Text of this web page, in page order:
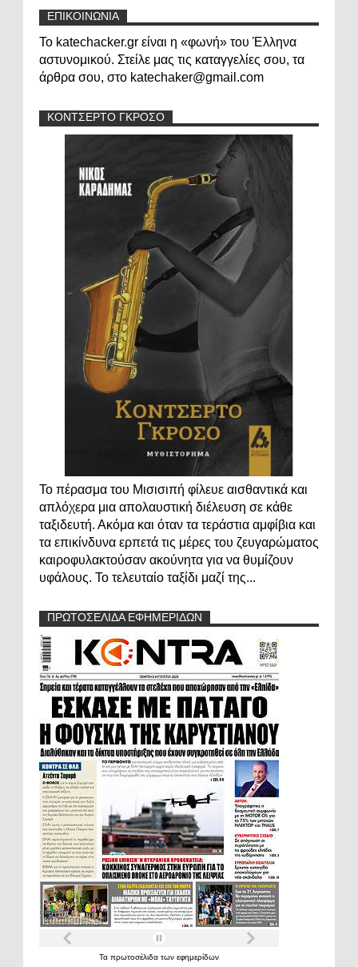
ΕΠΙΚΟΙΝΩΝΙΑ
Το katechacker.gr είναι η «φωνή» του Έλληνα
αστυνομικού. Στείλε μας τις καταγγελίες σου, τα
άρθρα σου, στο katechaker@gmail.com
ΚΟΝΤΣΕΡΤΟ ΓΚΡΟΣΟ
Το πέρασμα του Μισισιπή φίλευε αισθαντικά και
απλόχερα μια απολαυστική διέλευση σε κάθε
ταξιδευτή. Ακόμα και όταν τα τεράστια αμφίβια και
τα επικίνδυνα ερπετά τις μέρες του ζευγαρώματος
καιροφυλακτούσαν ακούνητα για να θυμίζουν
υφάλους. Το τελευταίο ταξίδι μαζί της...
ΠΡΩΤΟΣΕΛΙΔΑ ΕΦΗΜΕΡΙΔΩΝ
Τα πρωτοσέλιδα των εφημερίδων